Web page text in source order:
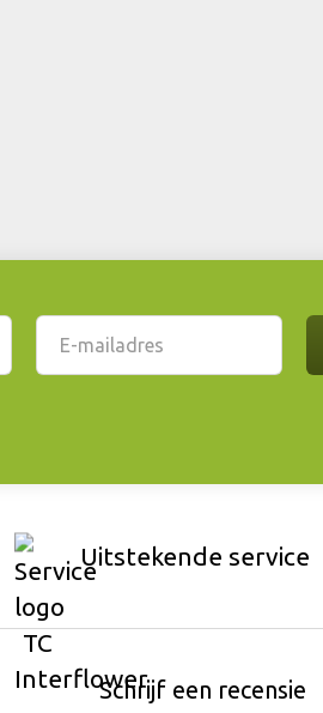
Uitstekende service
Schrijf een recensie